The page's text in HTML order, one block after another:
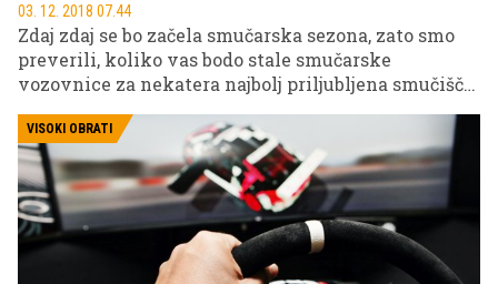
03. 12. 2018 07.44
Zdaj zdaj se bo začela smučarska sezona, zato smo
preverili, koliko vas bodo stale smučarske
vozovnice za nekatera najbolj priljubljena smučišča
VISOKI OBRATI